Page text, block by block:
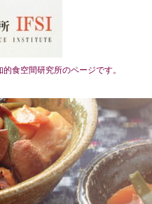
食空間研究所のページです。